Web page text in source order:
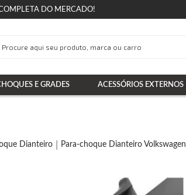
DO MERCADO!
E GRADES ACESSÓRIOS EXTERNOS
Dianteiro Para-choque Dianteiro Volkswagen